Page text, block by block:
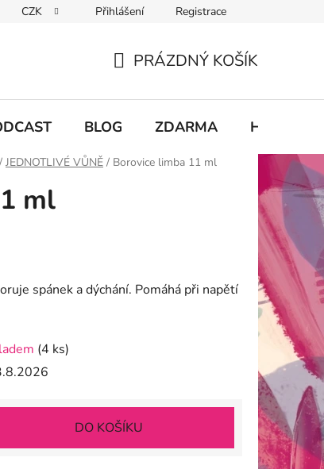
CZK Přihlášení Registrace
KOŠÍK
PRÁZDNÝ KOŠÍK
BLOG ZDARMA
/ JEDNOTLIVÉ VŮNĚ / Borovice limba 11 ml
ml
spánek a dýchání. Pomáhá při napětí
(4 ks)
DO KOŠÍKU